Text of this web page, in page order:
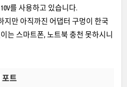
를 사용하고 있습니다.
지만 아직까진 어댑터 구멍이 한국
는 스마트폰, 노트북 충천 못하시니
포트